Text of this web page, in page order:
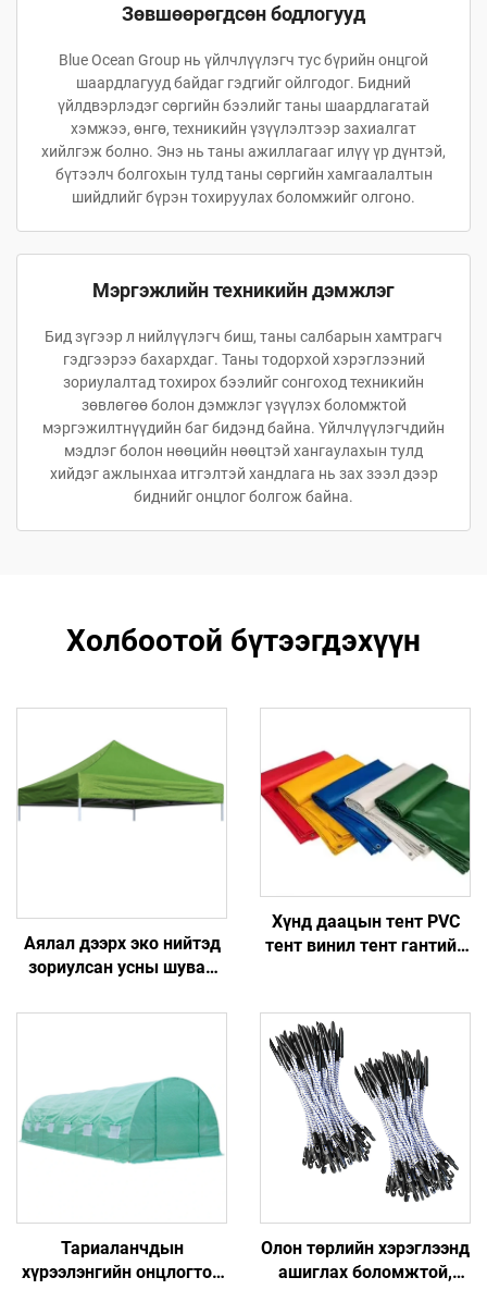
Зөвшөөрөгдсөн бодлогууд
Blue Ocean Group нь үйлчлүүлэгч тус бүрийн онцгой
шаардлагууд байдаг гэдгийг ойлгодог. Бидний
үйлдвэрлэдэг сөргийн бээлийг таны шаардлагатай
хэмжээ, өнгө, техникийн үзүүлэлтээр захиалгат
хийлгэж болно. Энэ нь таны ажиллагааг илүү үр дүнтэй,
бүтээлч болгохын тулд таны сөргийн хамгаалалтын
шийдлийг бүрэн тохируулах боломжийг олгоно.
Мэргэжлийн техникийн дэмжлэг
Бид зүгээр л нийлүүлэгч биш, таны салбарын хамтрагч
гэдгээрээ бахархдаг. Таны тодорхой хэрэглээний
зориулалтад тохирох бээлийг сонгоход техникийн
зөвлөгөө болон дэмжлэг үзүүлэх боломжтой
мэргэжилтнүүдийн баг бидэнд байна. Үйлчлүүлэгчдийн
мэдлэг болон нөөцийн нөөцтэй хангаулахын тулд
хийдэг ажлынхаа итгэлтэй хандлага нь зах зээл дээр
биднийг онцлог болгож байна.
Холбоотой бүтээгдэхүүн
Аялал дээрх эко нийтэд
зориулсан усны шуван
ашиглах боломжтой
Хүнд даацын тент PVC
тент винил тент гантийн
болон теплицын хувьд
Тариаланчдын
хүрээлэнгийн онцлогтой
Олон төрлийн хэрэглээнд
ашиглах боломжтой,